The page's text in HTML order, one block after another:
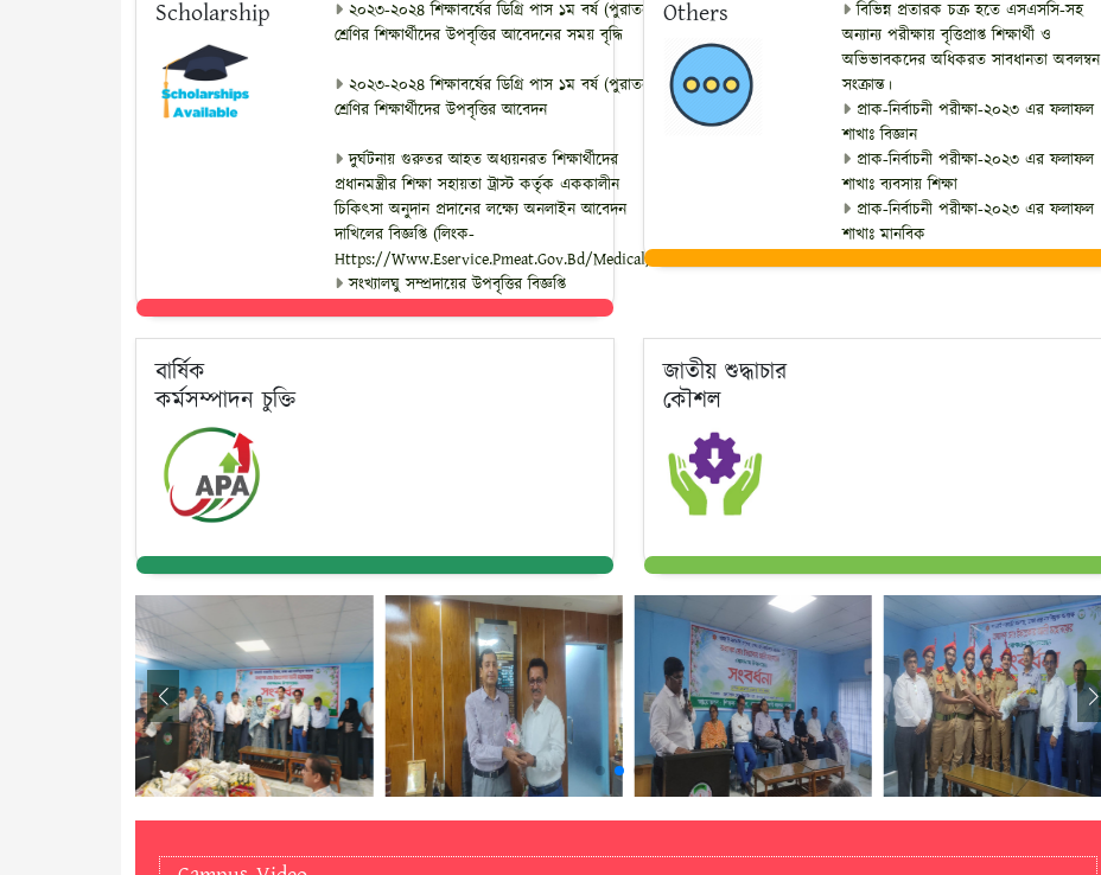
Scholarship
২০২৩-২০২৪ শিক্ষাবর্ষের ডিগ্রি পাস ১ম বর্ষ (পুরাতন)
শ্রেণির শিক্ষার্থীদের উপবৃত্তির আবেদনের সময় বৃদ্ধি
২০২৩-২০২৪ শিক্ষাবর্ষের ডিগ্রি পাস ১ম বর্ষ (পুরাতন)
শ্রেণির শিক্ষার্থীদের উপবৃত্তির আবেদন
দুর্ঘটনায় গুরুতর আহত অধ্যয়নরত শিক্ষার্থীদের
প্রধানমন্ত্রীর শিক্ষা সহায়তা ট্রাস্ট কর্তৃক এককালীন
চিকিৎসা অনুদান প্রদানের লক্ষ্যে অনলাইন আবেদন
দাখিলের বিজ্ঞপ্তি (লিংক-
Https://www.eservice.pmeat.gov.bd/medical/)
সংখ্যালঘু সম্প্রদায়ের উপবৃত্তির বিজ্ঞপ্তি
Others
বিভিন্ন প্রতারক চক্র হতে এসএসসি-সহ
অন্যান্য পরীক্ষায় বৃত্তিপ্রাপ্ত শিক্ষার্থী ও
অভিভাবকদের অধিকরত সাবধানতা অবলম্বন
সংক্রান্ত।
প্রাক-নির্বাচনী পরীক্ষা-২০২৩ এর ফলাফল
শাখাঃ বিজ্ঞান
প্রাক-নির্বাচনী পরীক্ষা-২০২৩ এর ফলাফল
শাখাঃ ব্যবসায় শিক্ষা
প্রাক-নির্বাচনী পরীক্ষা-২০২৩ এর ফলাফল
শাখাঃ মানবিক
বার্ষিক
কর্মসম্পাদন চুক্তি
জাতীয় শুদ্ধাচার
কৌশল